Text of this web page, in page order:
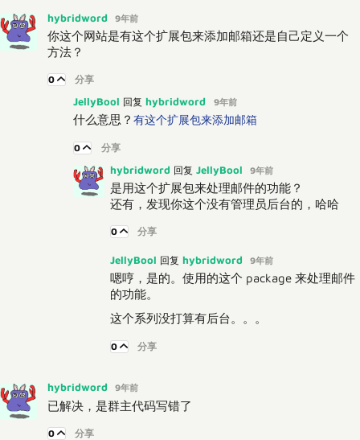
hybridword 9年前
你这个网站是有这个扩展包来添加邮箱还是自己定义一个
方法？
0 分享
JellyBool 回复 hybridword 9年前
什么意思？ 有这个扩展包来添加邮箱
0 分享
hybridword 回复 JellyBool 9年前
是用这个扩展包来处理邮件的功能？
还有，发现你这个没有管理员后台的，哈哈
0 分享
JellyBool 回复 hybridword 9年前
嗯哼，是的。使用的这个 package 来处理邮件
的功能。
这个系列没打算有后台。。。
0 分享
hybridword 9年前
已解决，是群主代码写错了
0 分享